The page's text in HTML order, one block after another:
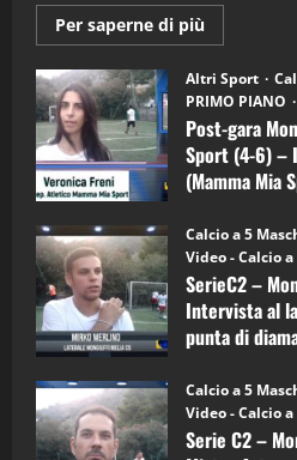
Per saperne di più
informazioni
Post-
gara
Mongiuffi
Melia
–
Mamma
Mia
Sport
6)
–
Intervista
a
mister
Arturo
Carciotto
(Mongiuffi
Altri Sport
PRIMO PIANO
Post-gara
Sport (4-6) –
(Mamma Mia
Calcio a 5
Video - Calcio a
SerieC2 –
Intervista al
punta di
Calcio a 5
Video - Calcio a
Serie C2 –
3
"SportEmpire"
(Martedi 21
21/04/2026
4
(Martedi 14
15/04/2026
5
(Martedi 07
08/04/2026